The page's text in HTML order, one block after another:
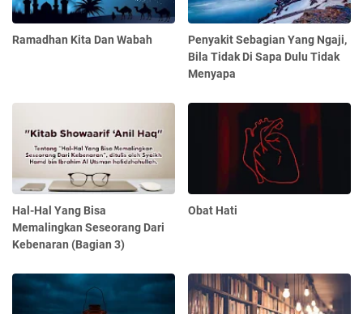
Ramadhan Kita Dan Wabah
Penyakit Sebagian Yang Ngaji,
Bila Tidak Di Sapa Dulu Tidak
Menyapa
Hal-Hal Yang Bisa
Memalingkan Seseorang Dari
Kebenaran (Bagian 3)
Obat Hati